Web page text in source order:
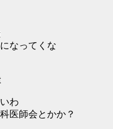
なってくな
わ
医師会とかか？